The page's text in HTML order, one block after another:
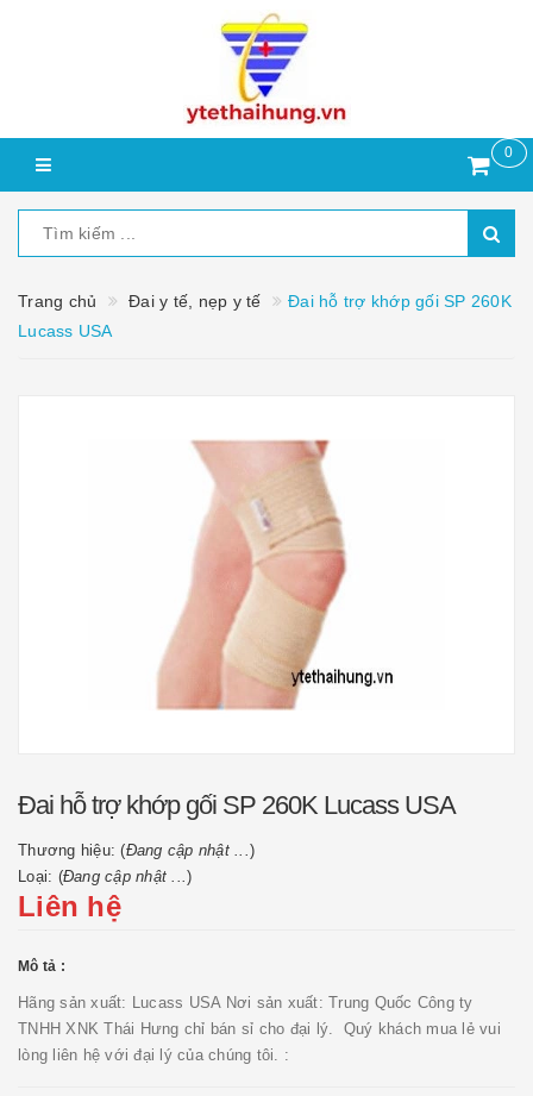
0
Trang chủ Đai y tế, nẹp y tế
Đai hỗ trợ khớp gối SP 260K
Lucass USA
Đai hỗ trợ khớp gối SP 260K Lucass USA
Thương hiệu: (Đang cập nhật ...)
Loại: (Đang cập nhật ...)
Liên hệ
Mô tả :
Hãng sản xuất: Lucass USA Nơi sản xuất: Trung Quốc Công ty
TNHH XNK Thái Hưng chỉ bán sỉ cho đại lý. Quý khách mua lẻ vui
lòng liên hệ với đại lý của chúng tôi. :